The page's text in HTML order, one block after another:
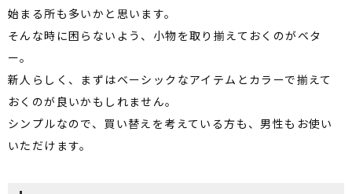
始まる所も多いかと思います。
そんな時に困らないよう、小物を取り揃えておくのがベタ
ー。
新人らしく、まずはベーシックなアイテムとカラーで揃えて
おくのが良いかもしれません。
シンプルなので、買い替えを考えている方も、男性もお使い
いただけます。